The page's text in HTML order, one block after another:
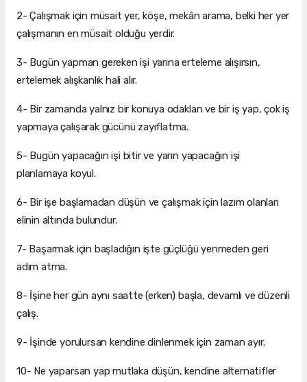
2- Çalışmak için müsait yer, köşe, mekân arama, belki her yer
çalışmanın en müsait olduğu yerdir.
3- Bugün yapman gereken işi yarına erteleme alışırsın,
ertelemek alışkanlık hali alır.
4- Bir zamanda yalnız bir konuya odaklan ve bir iş yap, çok iş
yapmaya çalışarak gücünü zayıflatma.
5- Bugün yapacağın işi bitir ve yarın yapacağın işi
planlamaya koyul.
6- Bir işe başlamadan düşün ve çalışmak için lazım olanları
elinin altında bulundur.
7- Başarmak için başladığın işte güçlüğü yenmeden geri
adım atma.
8- İşine her gün aynı saatte (erken) başla, devamlı ve düzenli
çalış.
9- İşinde yorulursan kendine dinlenmek için zaman ayır.
10- Ne yaparsan yap mutlaka düşün, kendine alternatifler